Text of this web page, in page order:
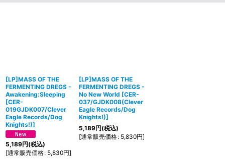
[LP]MASS OF THE
FERMENTING DREGS -
Awakening​:​Sleeping
[CER-
019GJDK007/Clever
Eagle Records/Dog
Knights!)]
5,189円(税込)
[通常販売価格: 5,830円]
[LP]MASS OF THE
FERMENTING DREGS -
No New World [CER-
037/GJDK008(Clever
Eagle Records/Dog
Knights!)]
5,189円(税込)
[通常販売価格: 5,830円]